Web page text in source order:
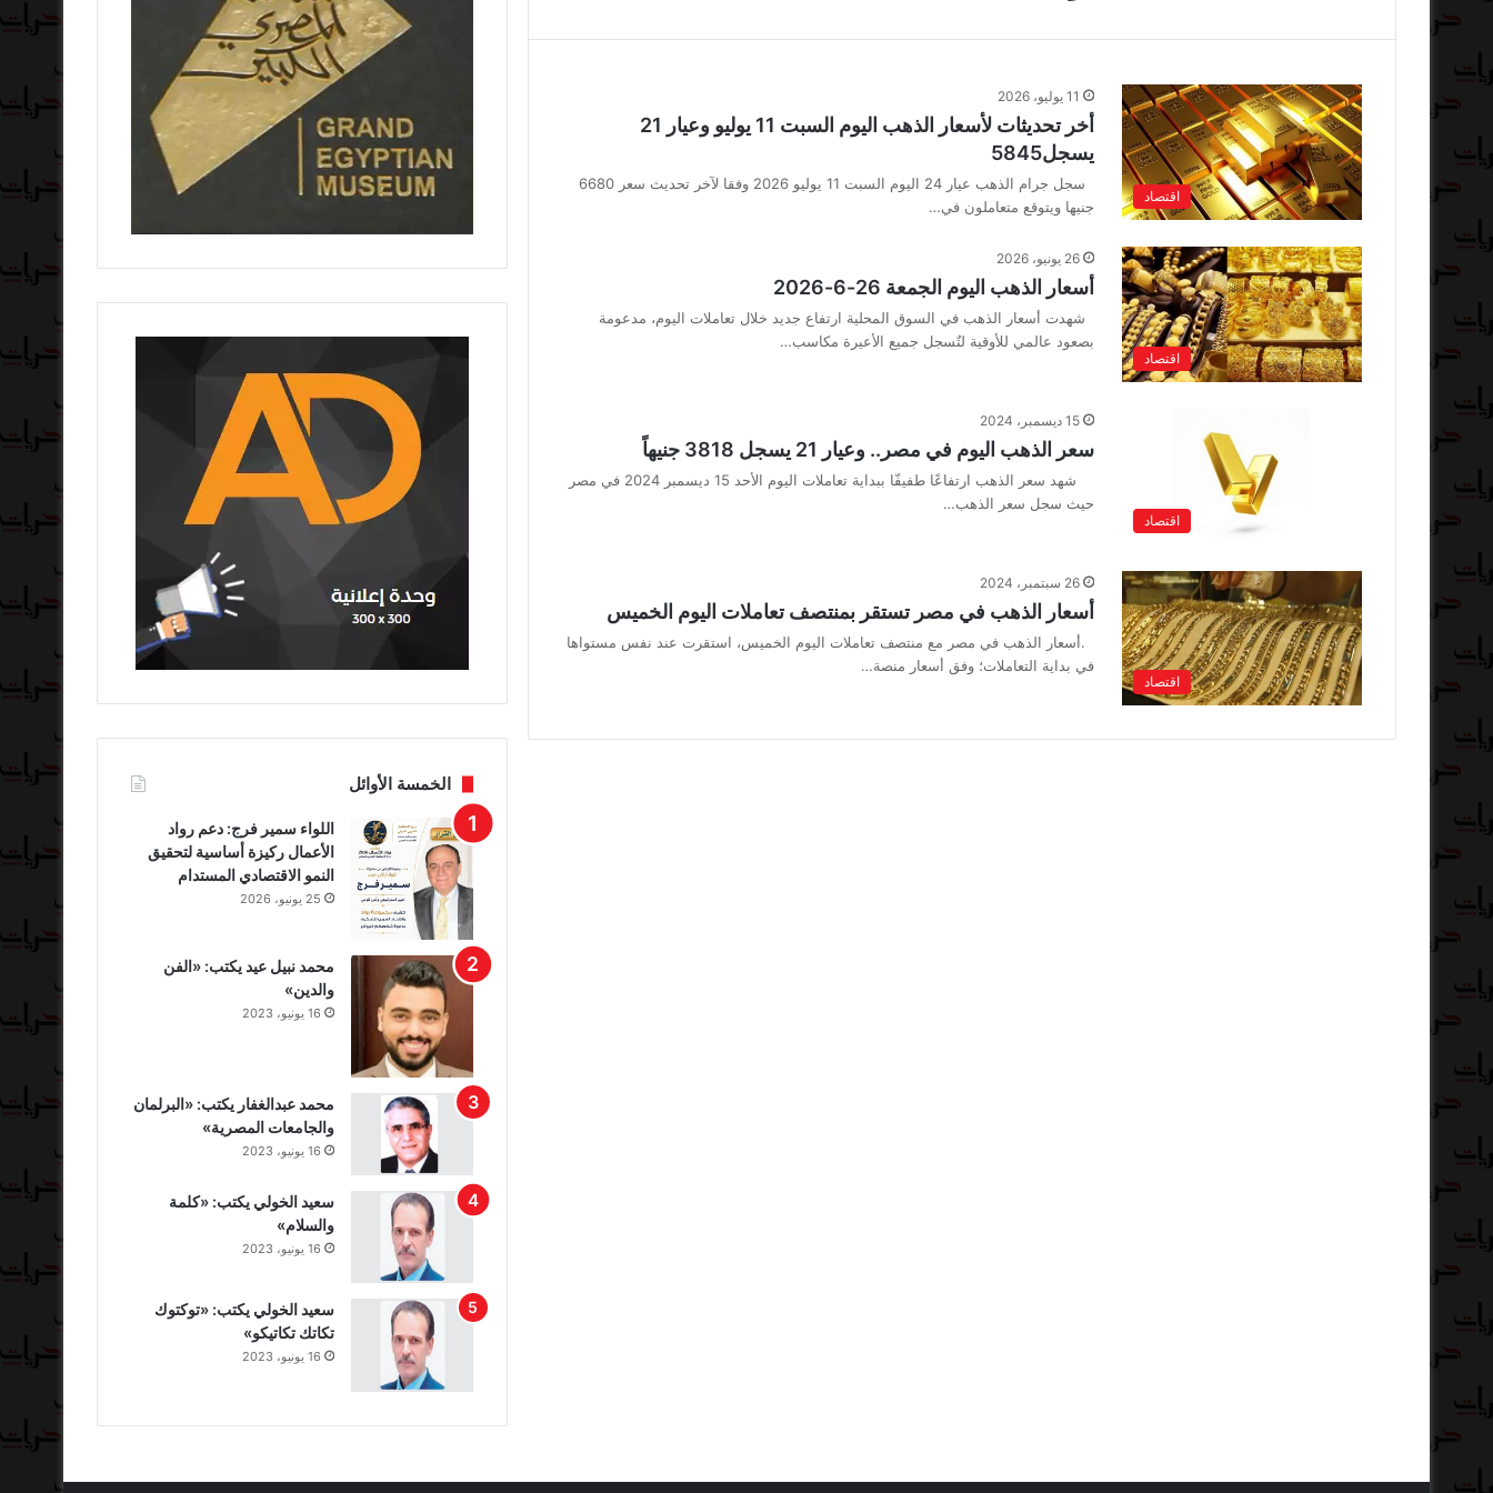
اقتصاد
11 يوليو، 2026
أخر تحديثات لأسعار الذهب اليوم السبت 11 يوليو وعيار 21
يسجل5845
سجل جرام الذهب عيار 24 اليوم السبت 11 يوليو 2026 وفقا لآخر تحديث سعر 6680
جنيها ويتوقع متعاملون في…
اقتصاد
26 يونيو، 2026
أسعار الذهب اليوم الجمعة 26-6-2026
شهدت أسعار الذهب في السوق المحلية ارتفاع جديد خلال تعاملات اليوم، مدعومة
بصعود عالمي للأوقية لتٌسجل جميع الأعيرة مكاسب…
اقتصاد
15 ديسمبر، 2024
سعر الذهب اليوم في مصر.. وعيار 21 يسجل 3818 جنيهاً
شهد سعر الذهب ارتفاعًا طفيفّا ببداية تعاملات اليوم الأحد 15 ديسمبر 2024 في مصر
حيث سجل سعر الذهب…
اقتصاد
26 سبتمبر، 2024
أسعار الذهب في مصر تستقر بمنتصف تعاملات اليوم الخميس
.أسعار الذهب في مصر مع منتصف تعاملات اليوم الخميس، استقرت عند نفس مستواها
في بداية التعاملات؛ وفق أسعار منصة…
الخمسة الأوائل
اللواء سمير فرج: دعم رواد
الأعمال ركيزة أساسية لتحقيق
النمو الاقتصادي المستدام
25 يونيو، 2026
محمد نبيل عيد يكتب: «الفن
والدين»
16 يونيو، 2023
محمد عبدالغفار يكتب: «البرلمان
والجامعات المصرية»
16 يونيو، 2023
سعيد الخولي يكتب: «كلمة
والسلام»
16 يونيو، 2023
سعيد الخولي يكتب: «توكتوك
تكاتك تكاتيكو»
16 يونيو، 2023